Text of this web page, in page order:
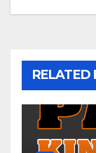
RELATED